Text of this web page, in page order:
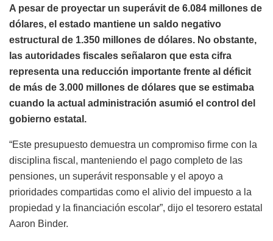
A pesar de proyectar un superávit de 6.084 millones de
dólares, el estado mantiene un saldo negativo
estructural de 1.350 millones de dólares. No obstante,
las autoridades fiscales señalaron que esta cifra
representa una reducción importante frente al déficit
de más de 3.000 millones de dólares que se estimaba
cuando la actual administración asumió el control del
gobierno estatal.
“Este presupuesto demuestra un compromiso firme con la
disciplina fiscal, manteniendo el pago completo de las
pensiones, un superávit responsable y el apoyo a
prioridades compartidas como el alivio del impuesto a la
propiedad y la financiación escolar”, dijo el tesorero estatal
Aaron Binder.